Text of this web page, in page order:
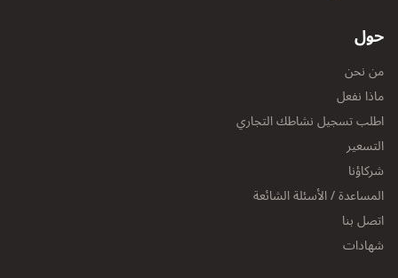
حول
من نحن
ماذا نفعل
اطلب تسجيل نشاطك التجاري
التسعير
شركاؤنا
المساعدة / الأسئلة الشائعة
اتصل بنا
شهادات